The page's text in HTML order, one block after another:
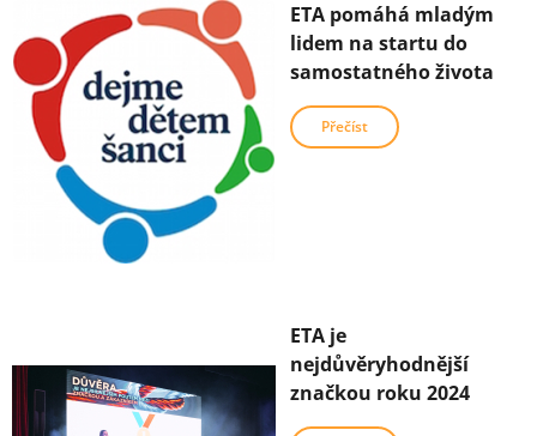
ETA pomáhá mladým
lidem na startu do
samostatného života
Přečíst
ETA je
nejdůvěryhodnější
značkou roku 2024